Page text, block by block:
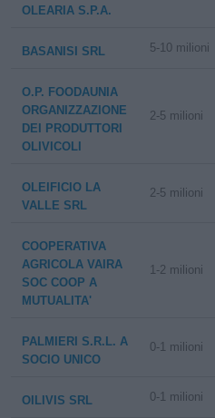
OLEARIA S.P.A.
BASANISI SRL 5-10 milioni
O.P. FOODAUNIA
ORGANIZZAZIONE
DEI PRODUTTORI
OLIVICOLI
2-5 milioni
OLEIFICIO LA
VALLE SRL
2-5 milioni
COOPERATIVA
AGRICOLA VAIRA
SOC COOP A
MUTUALITA'
1-2 milioni
PALMIERI S.R.L. A
SOCIO UNICO
0-1 milioni
OILIVIS SRL 0-1 milioni